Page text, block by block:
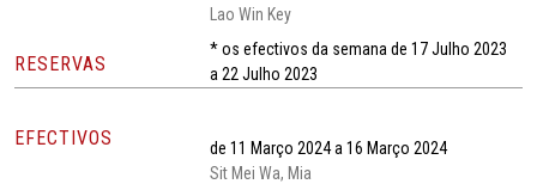
Lao Win Key
RESERVAS
* os efectivos da semana de 17 Julho 2023
a 22 Julho 2023
EFECTIVOS
de 11 Março 2024 a 16 Março 2024
Sit Mei Wa, Mia